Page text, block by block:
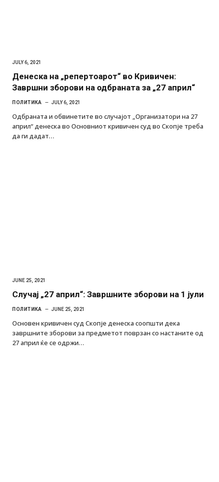
JULY 6, 2021
Денеска на „репертоарот“ во Кривичен:
Завршни зборови на одбраната за „27 април“
ПОЛИТИКА JULY 6, 2021
Одбраната и обвинетите во случајот „Организатори на 27
април“ денеска во Основниот кривичен суд во Скопје треба
да ги дадат…
JUNE 25, 2021
Случај „27 април“: Завршните зборови на 1 јули
ПОЛИТИКА JUNE 25, 2021
Основен кривичен суд Скопје денеска соопшти дека
завршните зборови за предметот поврзан со настаните од
27 април ќе се одржи…